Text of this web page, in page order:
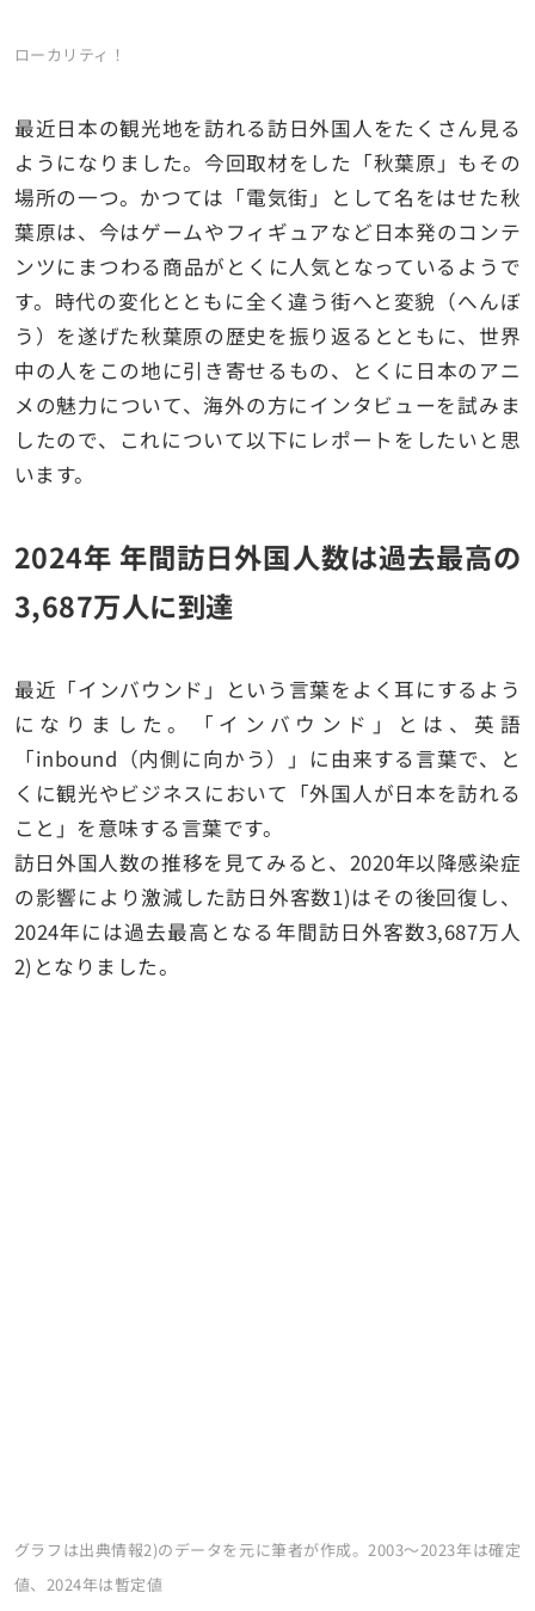
ローカリティ！
最近日本の観光地を訪れる訪日外国人をたくさん見る
ようになりました。今回取材をした「秋葉原」もその
場所の一つ。かつては「電気街」として名をはせた秋
葉原は、今はゲームやフィギュアなど日本発のコンテ
ンツにまつわる商品がとくに人気となっているようで
す。時代の変化とともに全く違う街へと変貌（へんぼ
う）を遂げた秋葉原の歴史を振り返るとともに、世界
中の人をこの地に引き寄せるもの、とくに日本のアニ
メの魅力について、海外の方にインタビューを試みま
したので、これについて以下にレポートをしたいと思
います。
2024年 年間訪日外国人数は過去最高の
3,687万人に到達
最近「インバウンド」という言葉をよく耳にするよう
になりました。「インバウンド」とは、英語
「inbound（内側に向かう）」に由来する言葉で、と
くに観光やビジネスにおいて「外国人が日本を訪れる
こと」を意味する言葉です。
訪日外国人数の推移を見てみると、2020年以降感染症
の影響により激減した訪日外客数1)はその後回復し、
2024年には過去最高となる年間訪日外客数3,687万人
2)となりました。
グラフは出典情報2)のデータを元に筆者が作成。2003～2023年は確定
値、2024年は暫定値